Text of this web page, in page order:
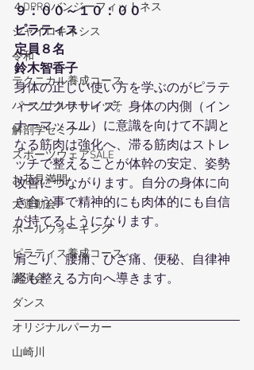
４DPROバンジーフィットネス
ジャイロキネシス
令和
テクニカル養成コース
パーソナルストレッチ
解剖学セミナー
スポーツウェアSALE
お花見満開
大運動会
ポールウォーキング
ピラティス養成コース
講演会
ダンス
オリジナルパーカー
山崎川
９：００～１０：００
ピラティス
定員８名
鈴木智香子
身体の正しい使い方を学ぶのがピラテ
ィスエクササイズ。身体の内側（イン
ナーマッスル）に意識を向けて不調と
なる筋肉は強化へ、滞る筋肉はストレ
ッチで整えることが体幹の安定、姿勢
改善につながります。自分の身体に向
き合う事で精神的にも肉体的にも自信
が持てるようになります。
肩こり、腰痛、ひざ痛、便秘、自律神
経も整える方向へ導きます。